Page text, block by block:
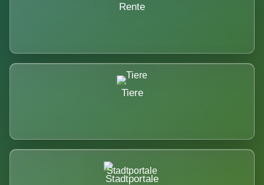
Rente
Tiere
Stadtportale